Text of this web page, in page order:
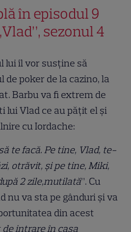
în episodul 9
sezonul 4
lui îl vor susține să
de poker de la cazino, la
Barbu va fi extrem de
lui Vlad ce au pățit el și
cu Iordache:
te facă. Pe tine, Vlad, te-
otrăvit, și pe tine, Miki,
2 zile,mutilată”. Cu
nu va sta pe gânduri și va
din acest
de intrare în casa